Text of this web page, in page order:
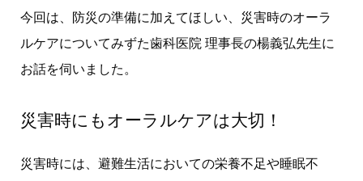
今回は、防災の準備に加えてほしい、災害時のオーラ
ルケアについてみずた歯科医院 理事長の楊義弘先生に
お話を伺いました。
災害時にもオーラルケアは大切！
災害時には、避難生活においての栄養不足や睡眠不